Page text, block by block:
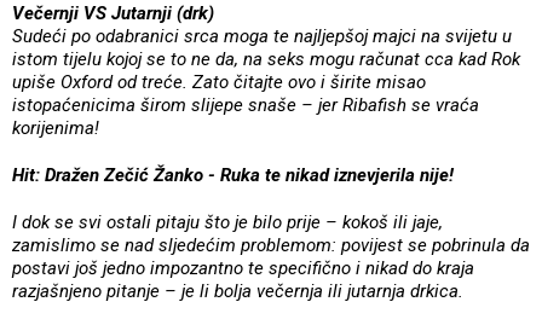
Večernji VS Jutarnji (drk)
Sudeći po odabranici srca moga te najljepšoj majci na svijetu u
istom tijelu kojoj se to ne da, na seks mogu računat cca kad Rok
upiše Oxford od treće. Zato čitajte ovo i širite misao
istopaćenicima širom slijepe snaše – jer Ribafish se vraća
korijenima!
Hit: Dražen Zečić Žanko - Ruka te nikad iznevjerila nije!
I dok se svi ostali pitaju što je bilo prije – kokoš ili jaje,
zamislimo se nad sljedećim problemom: povijest se pobrinula da
postavi još jedno impozantno te specifično i nikad do kraja
razjašnjeno pitanje – je li bolja večernja ili jutarnja drkica.